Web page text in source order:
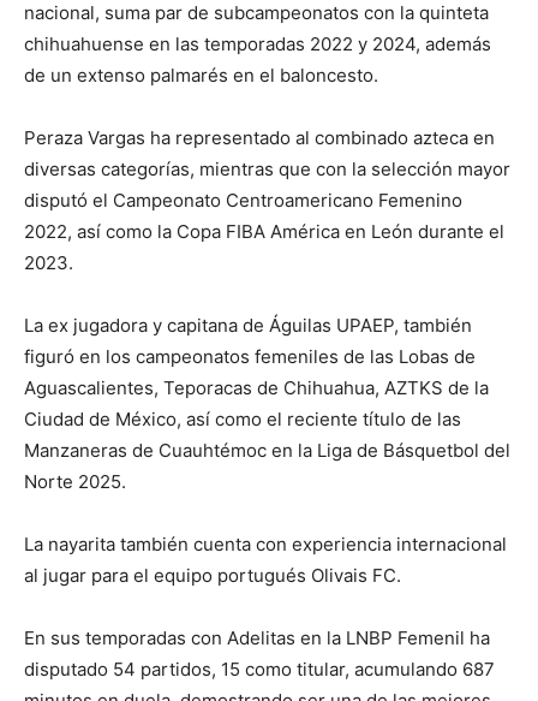
nacional, suma par de subcampeonatos con la quinteta
chihuahuense en las temporadas 2022 y 2024, además
de un extenso palmarés en el baloncesto.
Peraza Vargas ha representado al combinado azteca en
diversas categorías, mientras que con la selección mayor
disputó el Campeonato Centroamericano Femenino
2022, así como la Copa FIBA América en León durante el
2023.
La ex jugadora y capitana de Águilas UPAEP, también
figuró en los campeonatos femeniles de las Lobas de
Aguascalientes, Teporacas de Chihuahua, AZTKS de la
Ciudad de México, así como el reciente título de las
Manzaneras de Cuauhtémoc en la Liga de Básquetbol del
Norte 2025.
La nayarita también cuenta con experiencia internacional
al jugar para el equipo portugués Olivais FC.
En sus temporadas con Adelitas en la LNBP Femenil ha
disputado 54 partidos, 15 como titular, acumulando 687